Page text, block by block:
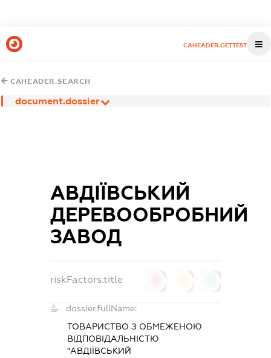
CAHEADER.GETTEST
CAHEADER.SEARCH
document.dossier
АВДІЇВСЬКИЙ
ДЕРЕВООБРОБНИЙ
ЗАВОД
riskFactors.title
dossier.fullName:
ТОВАРИСТВО З ОБМЕЖЕНОЮ
ВІДПОВІДАЛЬНІСТЮ
"АВДІЇВСЬКИЙ